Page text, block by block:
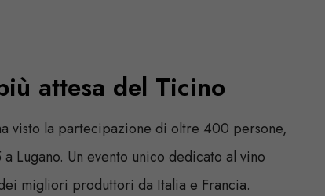
attesa del Ticino
visto la partecipazione di oltre 400 persone,
Lugano. Un evento unico dedicato al vino
migliori produttori da Italia e Francia.